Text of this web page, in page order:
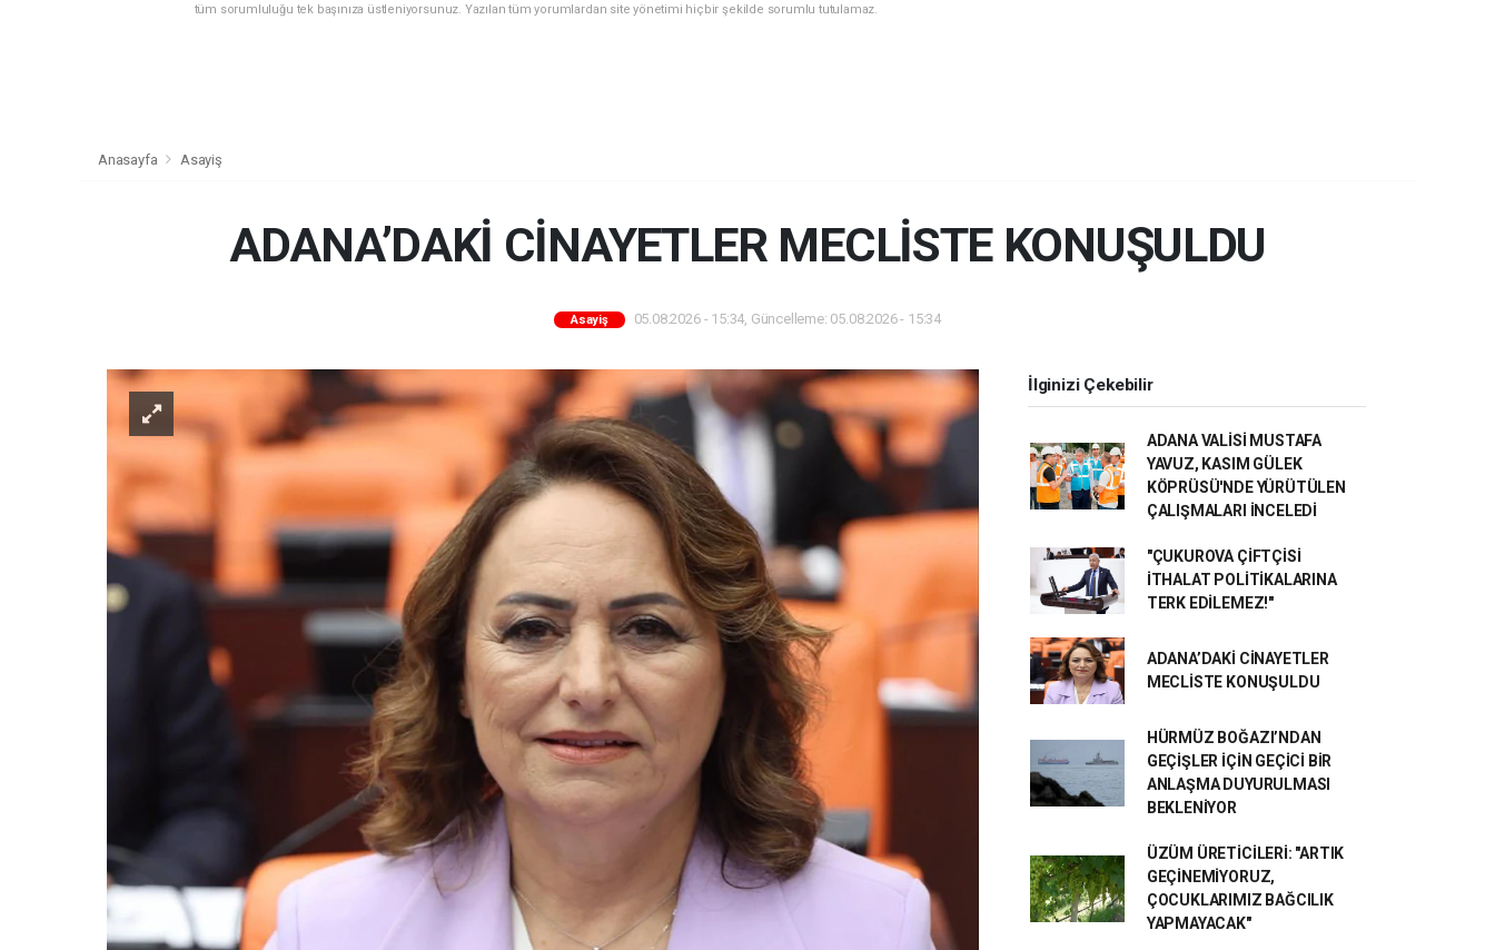
tüm sorumluluğu tek başınıza üstleniyorsunuz. Yazılan tüm yorumlardan site yönetimi hiçbir şekilde sorumlu tutulamaz.
Anasayfa Asayiş
ADANA’DAKİ CİNAYETLER MECLİSTE KONUŞULDU
Asayiş 05.08.2026 - 15:34, Güncelleme: 05.08.2026 - 15:34
İlginizi Çekebilir
ADANA VALİSİ MUSTAFA
YAVUZ, KASIM GÜLEK
KÖPRÜSÜ'NDE YÜRÜTÜLEN
ÇALIŞMALARI İNCELEDİ
"ÇUKUROVA ÇİFTÇİSİ
İTHALAT POLİTİKALARINA
TERK EDİLEMEZ!"
ADANA’DAKİ CİNAYETLER
MECLİSTE KONUŞULDU
HÜRMÜZ BOĞAZI’NDAN
GEÇİŞLER İÇİN GEÇİCİ BİR
ANLAŞMA DUYURULMASI
BEKLENİYOR
ÜZÜM ÜRETİCİLERİ: "ARTIK
GEÇİNEMİYORUZ,
ÇOCUKLARIMIZ BAĞCILIK
YAPMAYACAK"